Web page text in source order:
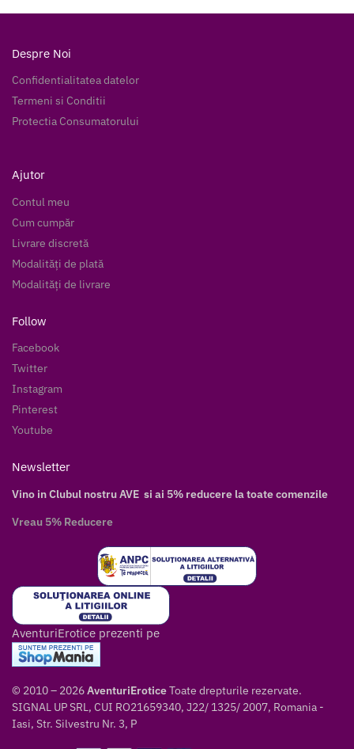
Despre Noi
Confidentialitatea datelor
Termeni si Conditii
Protectia Consumatorului
Ajutor
Contul meu
Cum cumpăr
Livrare discretă
Modalități de plată
Modalități de livrare
Follow
Facebook
Twitter
Instagram
Pinterest
Youtube
Newsletter
Vino in Clubul nostru AVE si ai 5% reducere la toate comenzile
Vreau 5% Reducere
AventuriErotice prezenti pe
© 2010 – 2026AventuriEroticeToate drepturile rezervate.
SIGNAL UP SRL, CUI RO21659340, J22/ 1325/ 2007, Romania -
Iasi, Str. Silvestru Nr. 3, P